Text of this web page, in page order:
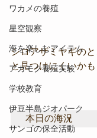
ワカメの養殖
星空観察
海を楽しむアイテム
アカモク養殖実験
学校教育
伊豆半島ジオパーク
サンゴの保全活動
シロアザミヤギの
と見つけにくいかも
本日の海況